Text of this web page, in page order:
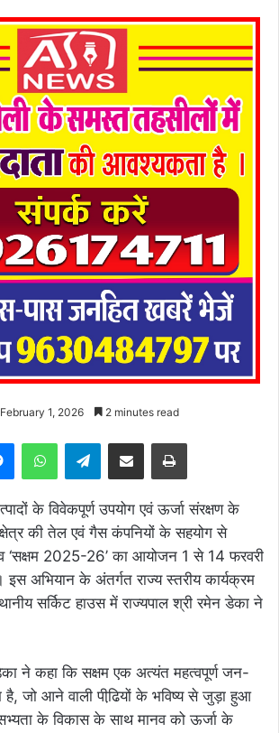
February 1, 2026 2 minutes read
MessengerWhatsAppTelegramShare via Email Print
के विवेकपूर्ण उपयोग एवं ऊर्जा संरक्षण के
क्षेत्र की तेल एवं गैस कंपनियों के सहयोग से
‘सक्षम 2025-26’ का आयोजन 1 से 14 फरवरी
इस अभियान के अंतर्गत राज्य स्तरीय कार्यक्रम
सर्किट हाउस में राज्यपाल श्री रमेन डेका ने
ने कहा कि सक्षम एक अत्यंत महत्वपूर्ण जन-
जो आने वाली पीढि़यों के भविष्य से जुड़ा हुआ
के विकास के साथ मानव को ऊर्जा के